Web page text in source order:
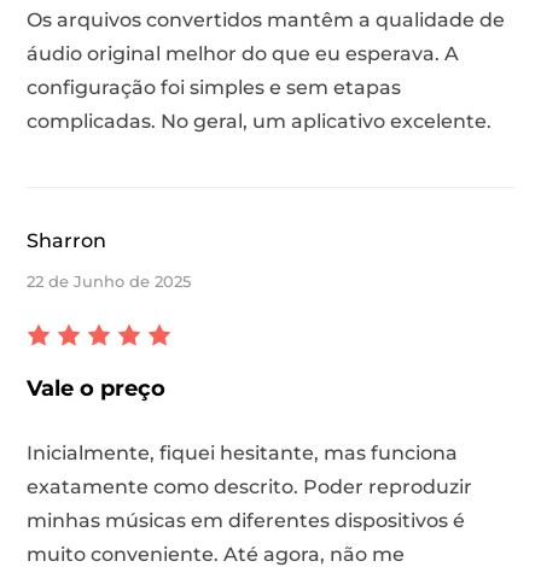
Os arquivos convertidos mantêm a qualidade de
áudio original melhor do que eu esperava. A
configuração foi simples e sem etapas
complicadas. No geral, um aplicativo excelente.
Sharron
22 de Junho de 2025
Vale o preço
Inicialmente, fiquei hesitante, mas funciona
exatamente como descrito. Poder reproduzir
minhas músicas em diferentes dispositivos é
muito conveniente. Até agora, não me